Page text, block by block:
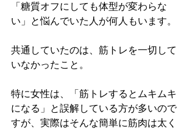
「糖質オフにしても体型が変わらな
い」と悩んでいた人が何人もいます。
共通していたのは、筋トレを一切して
いなかったこと。
特に女性は、「筋トレするとムキムキ
になる」と誤解している方が多いので
すが、実際はそんな簡単に筋肉は太く